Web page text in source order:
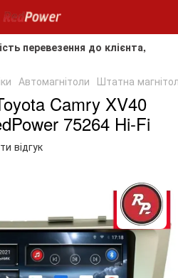
до клієнта, але не
Автомагнітоли Штатна
Camry XV40
75264 Hi-Fi
відгук